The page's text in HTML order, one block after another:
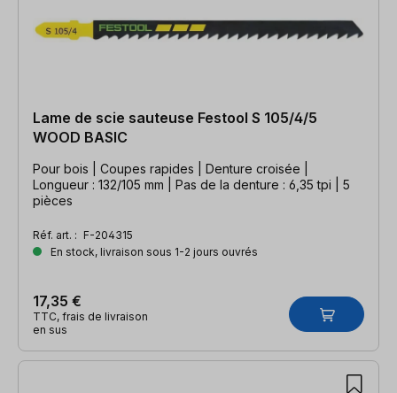
Lame de scie sauteuse Festool S 105/4/5
WOOD BASIC
Pour bois | Coupes rapides | Denture croisée |
Longueur : 132/105 mm | Pas de la denture : 6,35 tpi | 5
pièces
Réf. art. : F-204315
En stock, livraison sous 1-2 jours ouvrés
17,35 €
TTC, frais de livraison
en sus